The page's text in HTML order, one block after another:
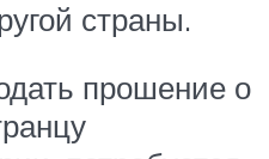
страны.
прошение о